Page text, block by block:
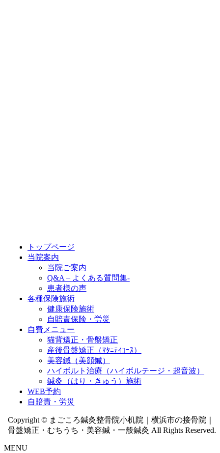
トップページ
当院案内
当院ご案内
Q&A – よくある質問集-
患者様の声
各種保険施術
健康保険施術
自賠責保険・労災
自費メニュー
猫背矯正・骨盤矯正
産後骨盤矯正（ﾏﾀﾆﾃｨｺｰｽ）
美容鍼（美顔鍼）
ハイボルト治療（ハイボルテージ・超音波）
鍼灸（はり・きゅう）施術
WEB予約
自賠責・労災
Copyright © まごころ鍼灸整骨院小机院｜横浜市の接骨院｜
骨盤矯正・むちうち・美容鍼・一般鍼灸 All Rights Reserved.
MENU